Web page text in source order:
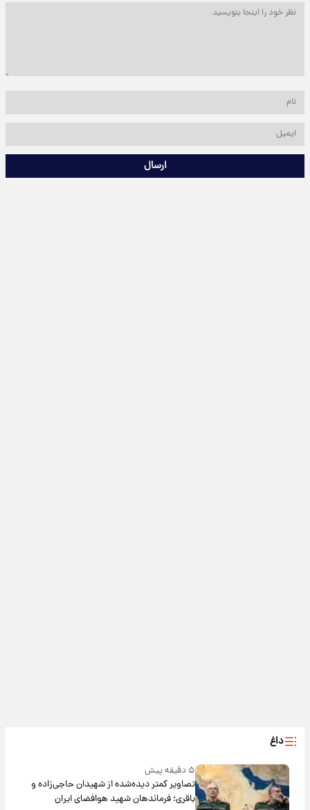
ارسال
داغ
۵ دقیقه پیش
تصاویر کمتر دیده‌شده از شهیدان حاجی‌زاده و
باقری؛ فرماندهان شهید هوافضای ایران